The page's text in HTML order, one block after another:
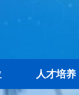
人才培养